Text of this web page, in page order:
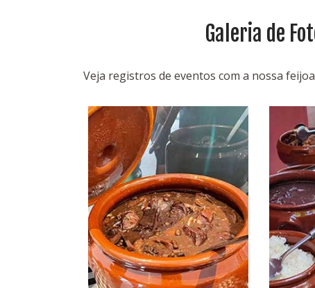
Galeria de
Veja registros de eventos com a nossa